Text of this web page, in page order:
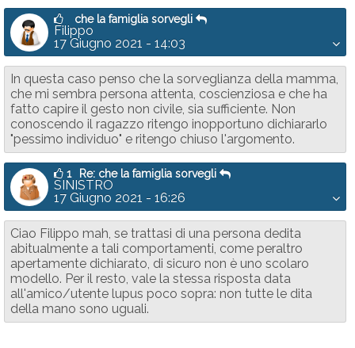
che la famiglia sorvegli
Filippo
17 Giugno 2021 - 14:03
In questa caso penso che la sorveglianza della mamma,
che mi sembra persona attenta, coscienziosa e che ha
fatto capire il gesto non civile, sia sufficiente. Non
conoscendo il ragazzo ritengo inopportuno dichiararlo
"pessimo individuo" e ritengo chiuso l'argomento.
1 Re: che la famiglia sorvegli
SINISTRO
17 Giugno 2021 - 16:26
Ciao Filippo mah, se trattasi di una persona dedita
abitualmente a tali comportamenti, come peraltro
apertamente dichiarato, di sicuro non è uno scolaro
modello. Per il resto, vale la stessa risposta data
all'amico/utente lupus poco sopra: non tutte le dita
della mano sono uguali.